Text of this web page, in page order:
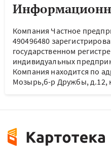
Компания Частное
490496480
государственном
индивидуальных
Компания находится по
Мозырь,б-р Дружбы, д.12,